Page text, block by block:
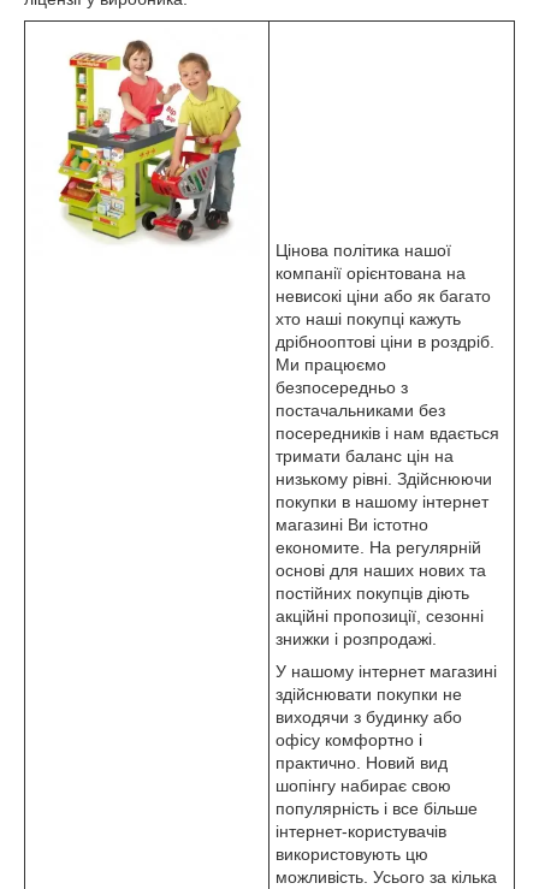
Цінова політика нашої
компанії орієнтована на
невисокі ціни або як багато
хто наші покупці кажуть
дрібнооптові ціни в роздріб.
Ми працюємо
безпосередньо з
постачальниками без
посередників і нам вдається
тримати баланс цін на
низькому рівні. Здійснюючи
покупки в нашому інтернет
магазині Ви істотно
економите. На регулярній
основі для наших нових та
постійних покупців діють
акційні пропозиції, сезонні
знижки і розпродажі.
У нашому інтернет магазині
здійснювати покупки не
виходячи з будинку або
офісу комфортно і
практично. Новий вид
шопінгу набирає свою
популярність і все більше
інтернет-користувачів
використовують цю
можливість. Усього за кілька